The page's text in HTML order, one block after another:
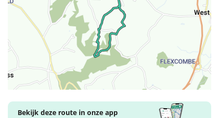
Bekijk deze route in onze app